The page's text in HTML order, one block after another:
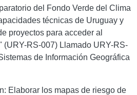
del Fondo Verde del Clima
técnicas de Uruguay y
proyectos para acceder al
(URY-RS-007) Llamado URY-RS-
de Información Geográfica
Elaborar los mapas de riesgo de